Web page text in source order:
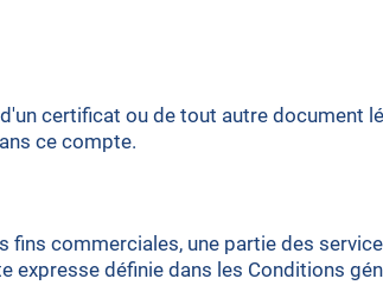
certificat ou de tout autre document
ce compte.
fins commerciales, une partie des
définie dans les Conditions